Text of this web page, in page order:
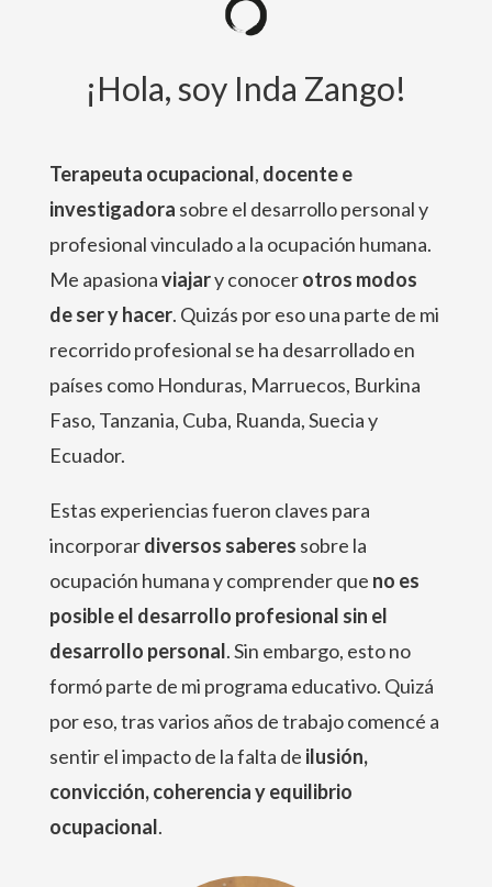
¡Hola, soy Inda Zango!
Terapeuta ocupacional, docente e
investigadora sobre el desarrollo personal y
profesional vinculado a la ocupación humana.
Me apasionaviajary conocerotros modos
de ser y hacer. Quizás por eso una parte de mi
recorrido profesional se ha desarrollado en
países como Honduras, Marruecos, Burkina
Faso, Tanzania, Cuba, Ruanda, Suecia y
Ecuador.
Estas experiencias fueron claves para
incorporardiversos saberes sobre la
ocupación humana y comprender que no es
posible el desarrollo profesional sin el
desarrollo personal. Sin embargo, esto no
formó parte de mi programa educativo. Quizá
por eso, tras varios años de trabajo comencé a
sentir el impacto de la falta de ilusión,
convicción, coherencia y equilibrio
ocupacional.